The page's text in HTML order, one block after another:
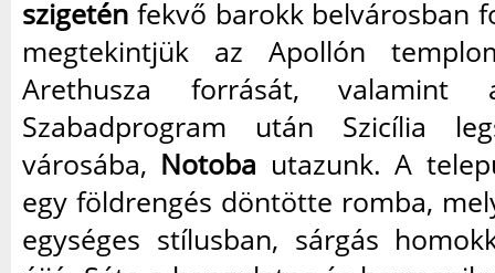
szigetén fekvő barokk belvárosban
megtekintjük az Apollón
Arethusza forrását, valamint
Szabadprogram után Szicília
városába, Notoba utazunk. A
egy földrengés döntötte romba,
egységes stílusban, sárgás